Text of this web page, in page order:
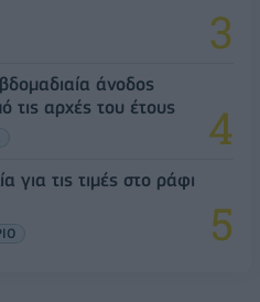
άνοδος
αρχές του έτους
για τις τιμές στο ράφι